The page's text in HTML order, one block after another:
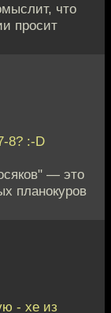
что
просит
8? :-D
— это
планокуров
- хе из